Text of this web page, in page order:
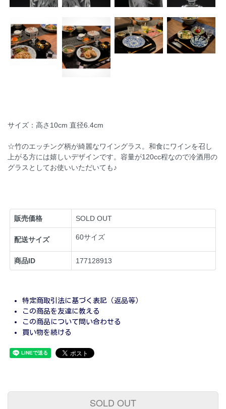
サイズ：高さ10cm 直径6.4cm
☆竹のエッチング柄が綺麗なワイングラス。和食にワインを召し
上がる方には嬉しいデザインです。容量が120cc程なので冷酒用の
グラスとしてお使いいただいても♪
販売価格 SOLD OUT
配送サイズ 60サイズ
商品ID 177128913
特定商取引法に基づく表記（返品等）
この商品を友達に教える
この商品について問い合わせる
買い物を続ける
SOLD OUT